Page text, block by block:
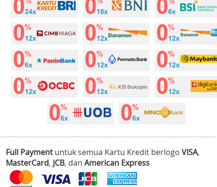
Full Payment untuk semua Kartu Kredit berlogo VISA,
MasterCard, JCB, dan American Express